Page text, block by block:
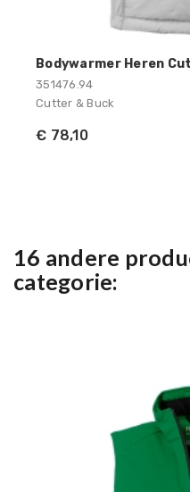
Bodywarmer Heren
351476.94
Cutter & Buck
€ 78,10
16 andere
categorie: